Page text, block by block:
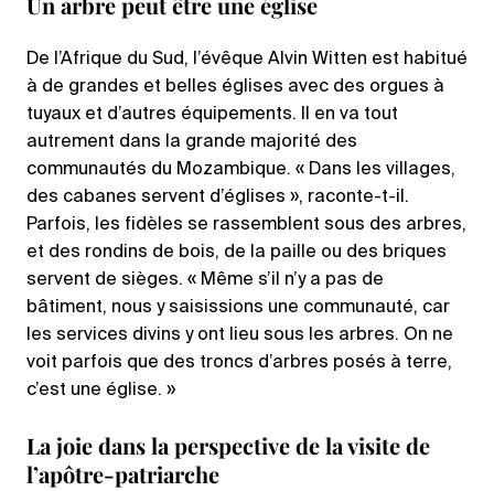
De l’Afrique du Sud, l’évêque Alvin Witten est habitué
à de grandes et belles églises avec des orgues à
tuyaux et d’autres équipements. Il en va tout
autrement dans la grande majorité des
communautés du Mozambique. « Dans les villages,
des cabanes servent d’églises », raconte-t-il.
Parfois, les fidèles se rassemblent sous des arbres,
et des rondins de bois, de la paille ou des briques
servent de sièges. « Même s’il n’y a pas de
bâtiment, nous y saisissions une communauté, car
les services divins y ont lieu sous les arbres. On ne
voit parfois que des troncs d’arbres posés à terre,
c’est une église. »
La joie dans la perspective de la visite de
l’apôtre-patriarche